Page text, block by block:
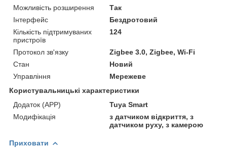
Можливість розширення
Так
Інтерфейс
Бездротовий
Кількість підтримуваних
пристроїв
124
Протокол зв'язку
Zigbee 3.0, Zigbee, Wi-Fi
Стан
Новий
Управління
Мережеве
Користувальницькі характеристики
Додаток (APP)
Tuya Smart
Модифікація
з датчиком відкриття, з
датчиком руху, з камерою
Приховати